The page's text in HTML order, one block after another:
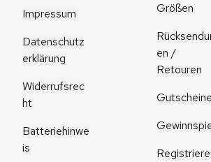
Impressum
Datenschutz
erklärung
Widerrufsrec
ht
Batteriehinwe
is
Größen
en /
Retouren
Gutscheine